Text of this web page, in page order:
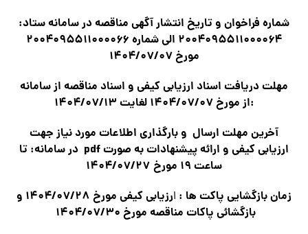
شماره فراخوان و تاريخ انتشار آگهي مناقصه در سامانه ستاد:
۲۰۰۴۰۹۵۵۱۱۰۰۰۰۶۴ الی شماره ۲۰۰۴۰۹۵۵۱۱۰۰۰۰۶۶
مورخ ۱۴۰۴/۰۷/۰۷
مهلت دریافت اسناد ارزيابي كيفي و اسناد مناقصه از سامانه
:از مورخ ۱۴۰۴/۰۷/۰۷ لغايت ۱۴۰۴/۰۷/۱۳
آخرين مهلت ارسال و بارگذاري اطلاعات مورد نياز جهت
ارزيابي كيفي و ارائه پیشنهادات به صورتpdf در سامانه: تا
ساعت ۱۹ مورخ ۱۴۰۴/۰۷/۲۷
زمان بازگشایی پاکت ها : ا
رزيابي كيفي مورخ ۱۴۰۴/۰۷/۲۸ و
بازگشائي پاكات مناقصه مورخ ۱۴۰۴/۰۷/۳۰